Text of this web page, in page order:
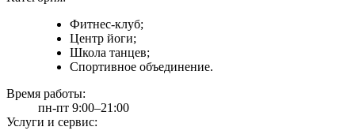
Фитнес-клуб;
Центр йоги;
Школа танцев;
Спортивное объединение.
Время работы:
пн-пт 9:00–21:00
Услуги и сервис: